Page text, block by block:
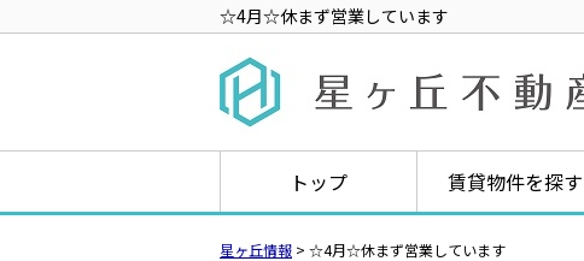
☆4月☆休まず営業しています
トップ 賃貸物件を探す
星ヶ丘情報 > ☆4月☆休まず営業しています